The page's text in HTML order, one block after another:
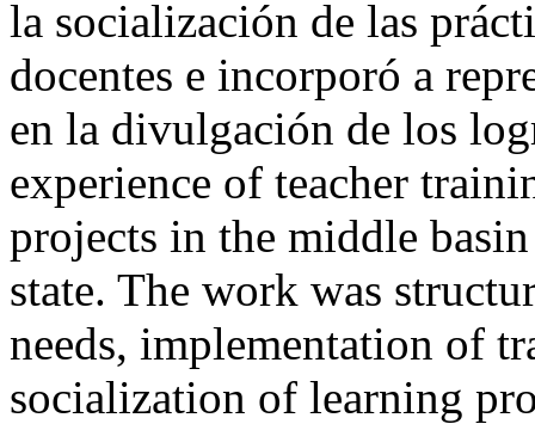
la socialización de las
docentes e incorporó a
en la divulgación de los
experience of teacher
projects in the middle
state. The work was
needs, implementation of
socialization of learning